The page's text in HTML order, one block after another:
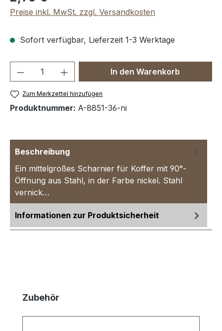
Preise inkl. MwSt. zzgl. Versandkosten
Sofort verfügbar, Lieferzeit 1-3 Werktage
Produkt Anzahl: Gib denIn den Warenkorb
Zum Merkzettel hinzufügen
Produktnummer: A-8851-36-ni
Beschreibung
Ein mittelgroßes Scharnier für Koffer mit 90°-
Öffnung aus Stahl, in der Farbe nickel. Stahl
vernick…
Informationen zur Produktsicherheit
Produktgalerie überspringen
Zubehör